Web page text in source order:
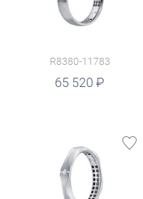
R8380-11783
65 520